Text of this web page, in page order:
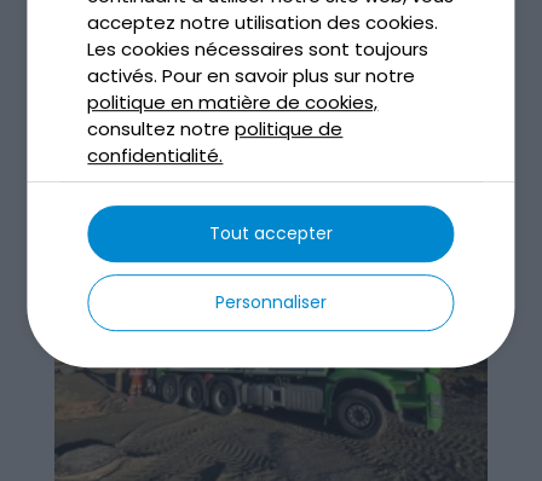
acceptez notre utilisation des cookies.
Les cookies nécessaires sont toujours
activés. Pour en savoir plus sur notre
politique en matière de cookies,
consultez notrepolitique de
confidentialité.
Personnaliser
Tout accepter
de...
lire plus
« Entrées précédentes